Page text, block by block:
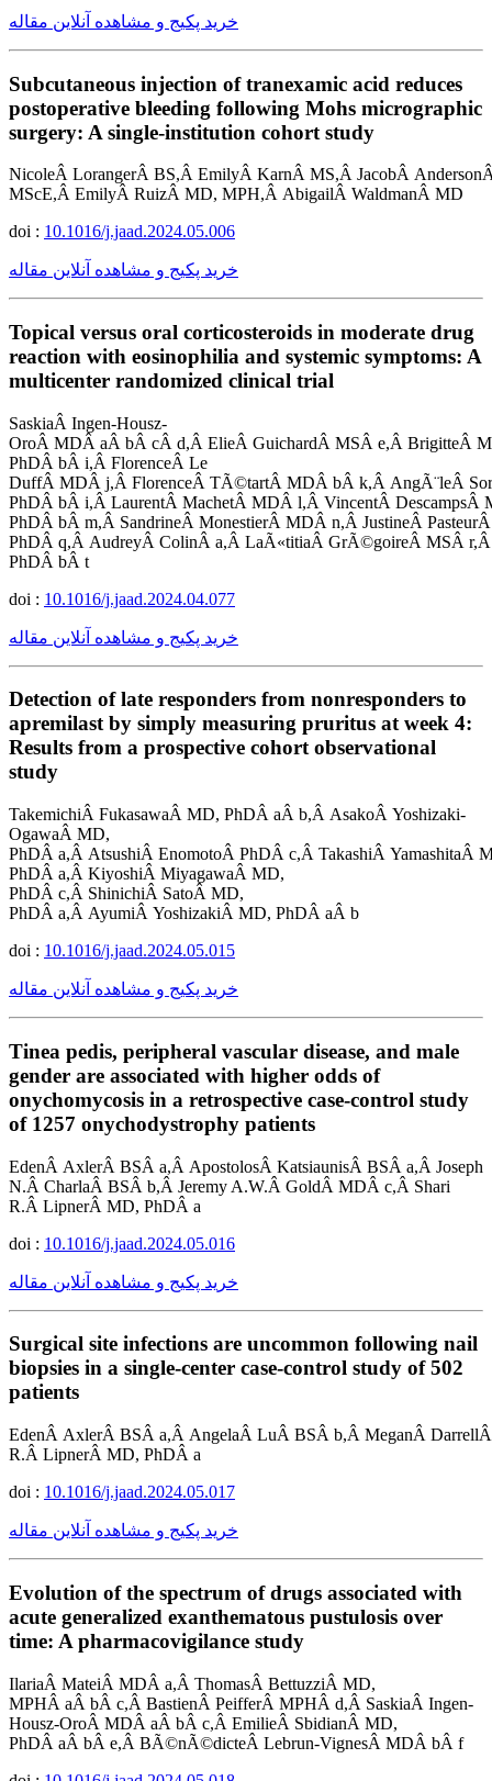
خرید پکیج و مشاهده آنلاین مقاله
Subcutaneous injection of tranexamic acid reduces
postoperative bleeding following Mohs micrographic
surgery: A single-institution cohort study
NicoleÂ LorangerÂ BS,Â EmilyÂ KarnÂ MS,Â JacobÂ
MScE,Â EmilyÂ RuizÂ MD, MPH,Â AbigailÂ WaldmanÂ MD
doi : 10.1016/j.jaad.2024.05.006
خرید پکیج و مشاهده آنلاین مقاله
Topical versus oral corticosteroids in moderate drug
reaction with eosinophilia and systemic symptoms: A
multicenter randomized clinical trial
SaskiaÂ Ingen-Housz-
OroÂ MDÂ aÂ bÂ cÂ d,Â ElieÂ GuichardÂ MSÂ e,Â BrigitteÂ
PhDÂ bÂ i,Â FlorenceÂ Le
DuffÂ MDÂ j,Â FlorenceÂ TÃ©tartÂ MDÂ bÂ k,Â AngÃ¨leÂ
PhDÂ bÂ i,Â LaurentÂ MachetÂ MDÂ l,Â VincentÂ DescampsÂ
PhDÂ bÂ m,Â SandrineÂ MonestierÂ MDÂ n,Â JustineÂ
PhDÂ q,Â AudreyÂ ColinÂ a,Â LaÃ«titiaÂ GrÃ©goireÂ MSÂ
PhDÂ bÂ t
doi : 10.1016/j.jaad.2024.04.077
خرید پکیج و مشاهده آنلاین مقاله
Detection of late responders from nonresponders to
apremilast by simply measuring pruritus at week 4:
Results from a prospective cohort observational
study
TakemichiÂ FukasawaÂ MD, PhDÂ aÂ b,Â AsakoÂ Yoshizaki-
OgawaÂ MD,
PhDÂ a,Â AtsushiÂ EnomotoÂ PhDÂ c,Â TakashiÂ YamashitaÂ
PhDÂ a,Â KiyoshiÂ MiyagawaÂ MD,
PhDÂ c,Â ShinichiÂ SatoÂ MD,
PhDÂ a,Â AyumiÂ YoshizakiÂ MD, PhDÂ aÂ b
doi : 10.1016/j.jaad.2024.05.015
خرید پکیج و مشاهده آنلاین مقاله
Tinea pedis, peripheral vascular disease, and male
gender are associated with higher odds of
onychomycosis in a retrospective case-control study
of 1257 onychodystrophy patients
EdenÂ AxlerÂ BSÂ a,Â ApostolosÂ KatsiaunisÂ BSÂ a,Â Joseph
N.Â CharlaÂ BSÂ b,Â Jeremy A.W.Â GoldÂ MDÂ c,Â Shari
R.Â LipnerÂ MD, PhDÂ a
doi : 10.1016/j.jaad.2024.05.016
خرید پکیج و مشاهده آنلاین مقاله
Surgical site infections are uncommon following nail
biopsies in a single-center case-control study of 502
patients
EdenÂ AxlerÂ BSÂ a,Â AngelaÂ LuÂ BSÂ b,Â MeganÂ
R.Â LipnerÂ MD, PhDÂ a
doi : 10.1016/j.jaad.2024.05.017
خرید پکیج و مشاهده آنلاین مقاله
Evolution of the spectrum of drugs associated with
acute generalized exanthematous pustulosis over
time: A pharmacovigilance study
IlariaÂ MateiÂ MDÂ a,Â ThomasÂ BettuzziÂ MD,
MPHÂ aÂ bÂ c,Â BastienÂ PeifferÂ MPHÂ d,Â SaskiaÂ Ingen-
Housz-OroÂ MDÂ aÂ bÂ c,Â EmilieÂ SbidianÂ MD,
PhDÂ aÂ bÂ e,Â BÃ©nÃ©dicteÂ Lebrun-VignesÂ MDÂ bÂ f